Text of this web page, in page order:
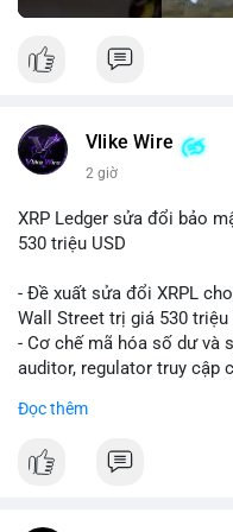
Vlike Wire
2 giờ
XRP Ledger sửa đổi bảo
530 triệu USD
- Đề xuất sửa đổi XRPL
Wall Street trị giá 530 triệu
- Cơ chế mã hóa số dư và
auditor, regulator truy cập
tài chính.
chức tài chính.
Đọc thêm